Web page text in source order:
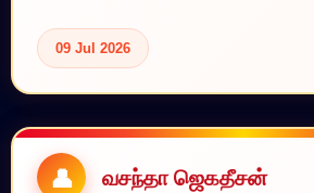
09 Jul 2026
வசந்தா ஜெகதீசன்